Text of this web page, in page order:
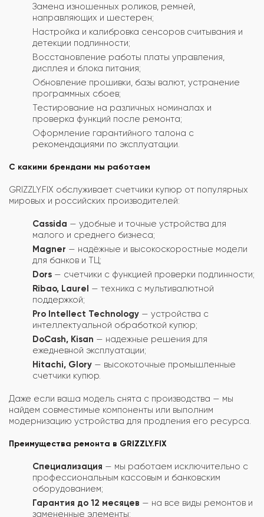
Замена изношенных роликов, ремней,
направляющих и шестерен;
Настройка и калибровка сенсоров считывания и
детекции подлинности;
Восстановление работы платы управления,
дисплея и блока питания;
Обновление прошивки, базы валют, устранение
программных сбоев;
Тестирование на различных номиналах и
проверка функций после ремонта;
Оформление гарантийного талона с
рекомендациями по эксплуатации.
С какими брендами мы работаем
GRIZZLY.FIX обслуживает счетчики купюр от популярных
мировых и российских производителей:
Cassida — удобные и точные устройства для
малого и среднего бизнеса;
Magner — надёжные и высокоскоростные модели
для банков и ТЦ;
Dors — счетчики с функцией проверки подлинности;
Ribao, Laurel — техника с мультивалютной
поддержкой;
Pro Intellect Technology — устройства с
интеллектуальной обработкой купюр;
DoCash, Kisan — надежные решения для
ежедневной эксплуатации;
Hitachi, Glory — высокоточные промышленные
счетчики купюр.
Даже если ваша модель снята с производства — мы
найдем совместимые компоненты или выполним
модернизацию устройства для продления его ресурса.
Преимущества ремонта в GRIZZLY.FIX
Специализация — мы работаем исключительно с
профессиональным кассовым и банковским
оборудованием;
Гарантия до 12 месяцев — на все виды ремонтов и
замененные элементы;